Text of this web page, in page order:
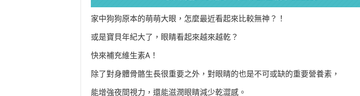
家中狗狗原本的萌萌大眼，怎麼最近看起來比較無神？！
或是寶貝年紀大了，眼睛看起來越來越乾？
快來補充維生素A！
除了對身體骨骼生長很重要之外，對眼睛的也是不可或缺的重要營養素，
能增強夜間視力，還能滋潤眼睛減少乾澀感。